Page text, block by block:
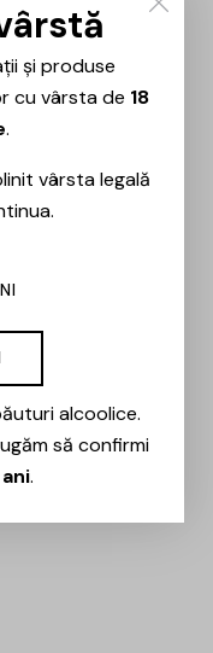
București –
preferate!
și produse
cu vârsta de 18
.
vârsta legală
alcoolice.
să confirmi
ani.